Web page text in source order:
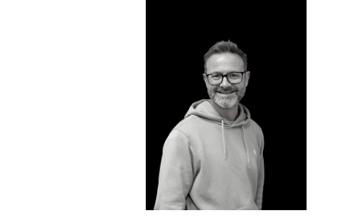
Dimitri BIES
Notre Parrain de la Fondation VINCI
pour la Cité
Profil